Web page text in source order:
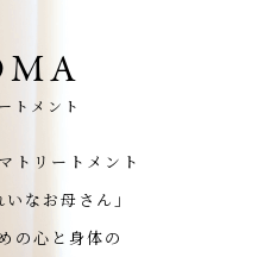
トメント
トリートメント
なお母さん」
の心と身体の